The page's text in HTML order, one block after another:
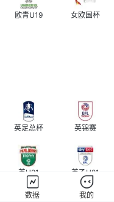
欧青U19 女欧国杯
英足总杯 英锦赛
英U21 英乙U21
数据 我的